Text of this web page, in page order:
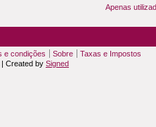
Apenas
e condições Sobre
Taxas e Impostos
Created by Signed